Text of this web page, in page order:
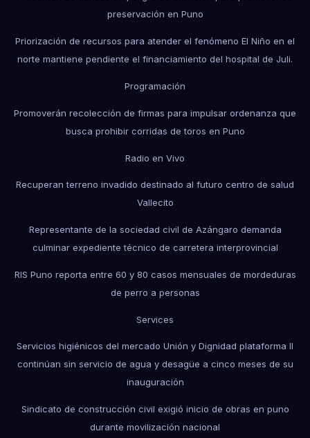
preservación en Puno
Priorización de recursos para atender el fenómeno El Niño en el
norte mantiene pendiente el financiamiento del hospital de Juli.
Programación
Promoverán recolección de firmas para impulsar ordenanza que
busca prohibir corridas de toros en Puno
Radio en Vivo
Recuperan terreno invadido destinado al futuro centro de salud
Vallecito
Representante de la sociedad civil de Azángaro demanda
culminar expediente técnico de carretera interprovincial
RIS Puno reporta entre 60 y 80 casos mensuales de mordeduras
de perro a personas
Services
Servicios higiénicos del mercado Unión y Dignidad plataforma II
continúan sin servicio de agua y desagüe a cinco meses de su
inauguración
Sindicato de construcción civil exigió inicio de obras en puno
durante movilización nacional